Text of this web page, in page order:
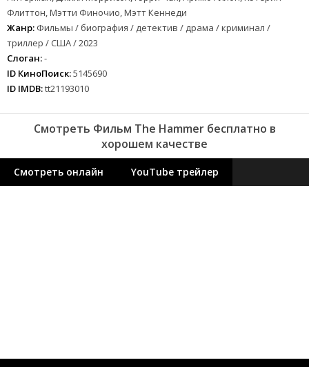
Флиттон, Мэтти Финочио, Мэтт Кеннеди
Жанр: Фильмы / биография / детектив / драма / криминал /
триллер / США / 2023
Слоган:-
ID КиноПоиск:5145690
ID IMDB:tt21193010
Смотреть Фильм The Hammer бесплатно в
хорошем качестве
Смотреть онлайн YouTube трейлер